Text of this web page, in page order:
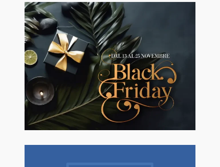
🖤BLACK FRIDAY dal 13 a l 25
Novembre sconti fino al 50% Su
Erboristeria ed Estetica.